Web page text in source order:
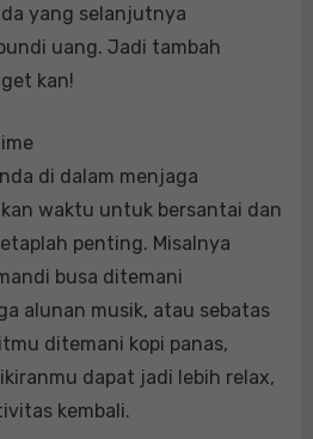
yang selanjutnya
uang. Jadi tambah
kan!
di dalam menjaga
waktu untuk bersantai dan
penting. Misalnya
busa ditemani
alunan musik, atau sebatas
ditemani kopi panas,
dapat jadi lebih relax,
kembali.